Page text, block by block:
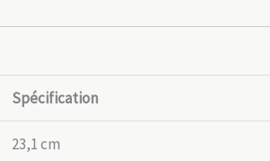
Spécification
23,1 cm